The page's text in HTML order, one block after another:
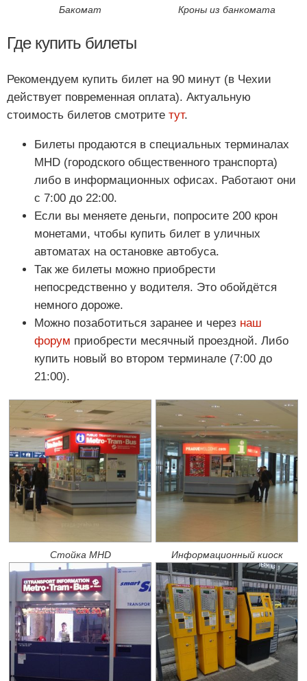
Бакомат Кроны из банкомата
Где купить билеты
Рекомендуем купить билет на 90 минут (в Чехии
действует повременная оплата). Актуальную
стоимость билетов смотрите тут.
Билеты продаются в специальных терминалах
MHD (городского общественного транспорта)
либо в информационных офисах. Работают они
с 7:00 до 22:00.
Если вы меняете деньги, попросите 200 крон
монетами, чтобы купить билет в уличных
автоматах на остановке автобуса.
Так же билеты можно приобрести
непосредственно у водителя. Это обойдётся
немного дороже.
Можно позаботиться заранее и через наш
форум приобрести месячный проездной. Либо
купить новый во втором терминале (7:00 до
21:00).
Стойка MHD Информационный киоск